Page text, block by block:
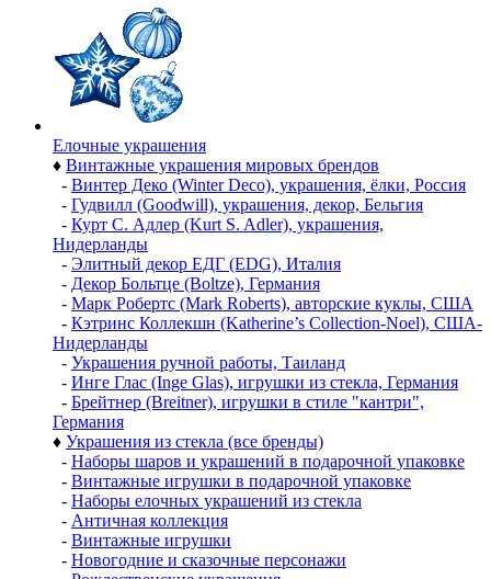
Елочные украшения
♦ Винтажные украшения мировых брендов
- Винтер Деко (Winter Deco), украшения, ёлки, Россия
- Гудвилл (Goodwill), украшения, декор, Бельгия
- Курт С. Адлер (Kurt S. Adler), украшения,
Нидерланды
- Элитный декор ЕДГ (EDG), Италия
- Декор Больтце (Boltze), Германия
- Марк Робертс (Mark Roberts), авторские куклы, США
- Кэтринс Коллекшн (Katherine’s Collection-Noel), США-
Нидерланды
- Украшения ручной работы, Таиланд
- Инге Глас (Inge Glas), игрушки из стекла, Германия
- Брейтнер (Breitner), игрушки в стиле "кантри",
Германия
♦ Украшения из стекла (все бренды)
- Наборы шаров и украшений в подарочной упаковке
- Винтажные игрушки в подарочной упаковке
- Наборы елочных украшений из стекла
- Античная коллекция
- Винтажные игрушки
- Новогодние и сказочные персонажи